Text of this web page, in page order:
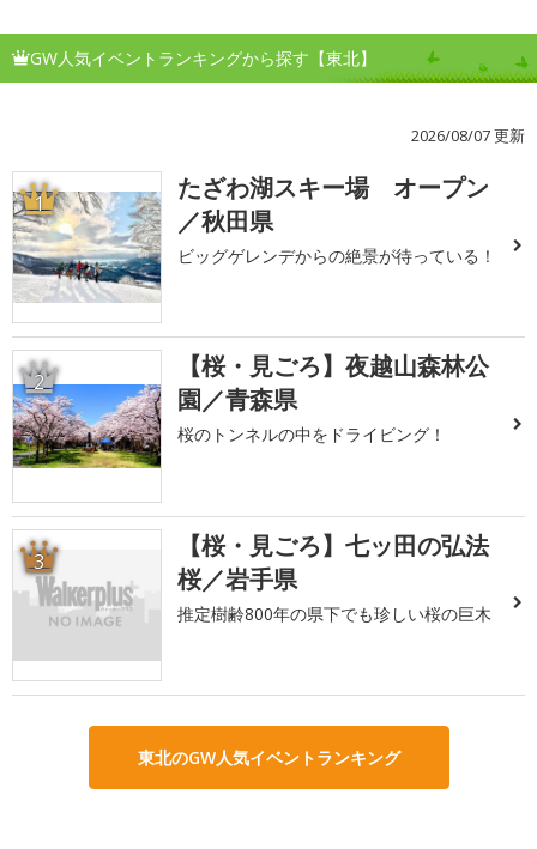
GW人気イベントランキングから探す【東北】
2026/08/07 更新
1
たざわ湖スキー場 オープン
／秋田県
ビッグゲレンデからの絶景が待っている！
2
【桜・見ごろ】夜越山森林公
園／青森県
桜のトンネルの中をドライビング！
3
【桜・見ごろ】七ッ田の弘法
桜／岩手県
推定樹齢800年の県下でも珍しい桜の巨木
東北のGW人気イベントランキング